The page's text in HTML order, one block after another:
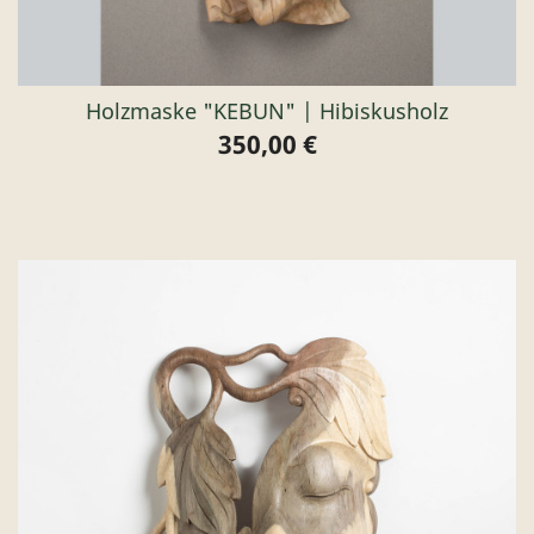
Holzmaske "KEBUN" | Hibiskusholz
Preis
350,00 €